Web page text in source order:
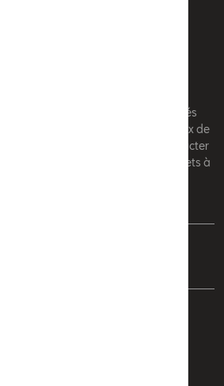
site sont des prix recommandés
de montage. Pour connaitre le prix de
frais de montage, veuillez contacter
Les prix recommandés sont sujets à